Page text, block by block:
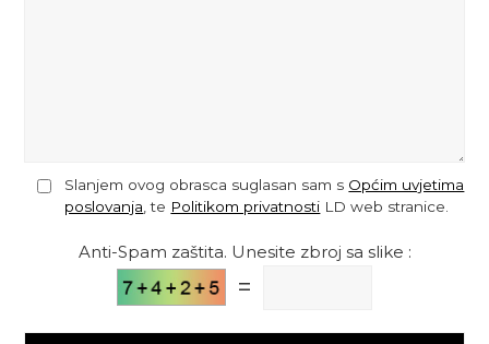
Slanjem ovog obrasca suglasan sam s Općim uvjetima
poslovanja , te Politikom privatnosti LD web stranice.
Anti-Spam zaštita. Unesite zbroj sa slike :
=